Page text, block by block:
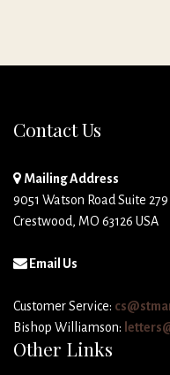
Contact Us
Mailing Address
9051 Watson Road Suite 279
Crestwood, MO 63126 USA
Email Us
Customer Service:
Bishop Williamson:
Other Links